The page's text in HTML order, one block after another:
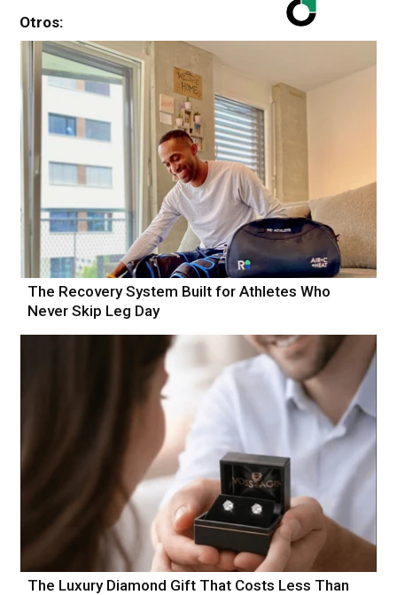
Otros:
The Recovery System Built for Athletes Who
Never Skip Leg Day
The Luxury Diamond Gift That Costs Less Than